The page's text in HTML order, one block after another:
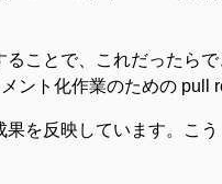
ことで、これだったら
ント化作業のための pull
を反映しています。こ